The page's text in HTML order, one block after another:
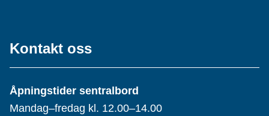
Kontakt oss
Åpningstider sentralbord
Mandag–fredag kl. 12.00–14.00